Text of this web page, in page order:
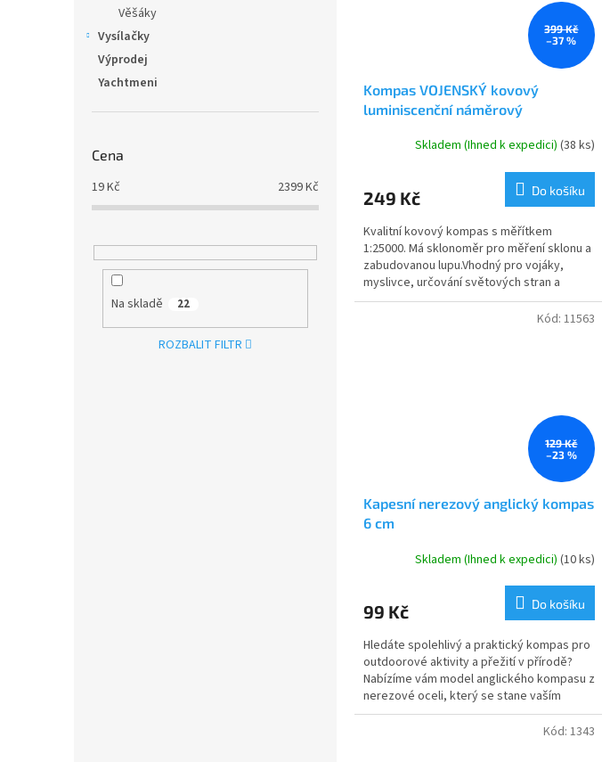
Věšáky
Vysílačky
Výprodej
Yachtmeni
Cena
19Kč 2399Kč
Na skladě 22
ROZBALIT FILTR
399 Kč
–37 %
Kompas VOJENSKÝ kovový
luminiscenční náměrový
Skladem (Ihned k expedici) (38 ks)
249 Kč Do košíku
Kvalitní kovový kompas s měřítkem
1:25000. Má sklonoměr pro měření sklonu a
zabudovanou lupu.Vhodný pro vojáky,
myslivce, určování světových stran a
orientaci v terénu....
129 Kč
–23 %
Kapesní nerezový anglický kompas
6 cm
Skladem (Ihned k expedici) (10 ks)
99 Kč Do košíku
Hledáte spolehlivý a praktický kompas pro
outdoorové aktivity a přežití v přírodě?
Nabízíme vám model anglického kompasu z
nerezové oceli, který se stane vaším
nepostradatelným...
Kód: 11563
Kód: 1343